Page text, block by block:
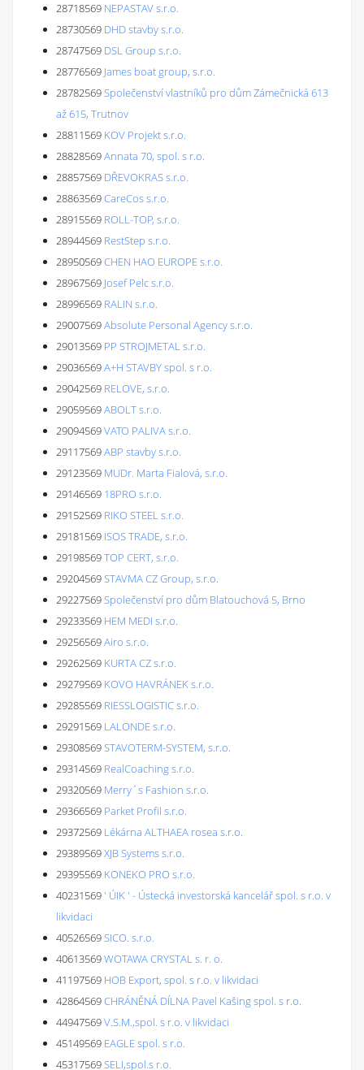
28718569 NEPASTAV s.r.o.
28730569 DHD stavby s.r.o.
28747569 DSL Group s.r.o.
28776569 James boat group, s.r.o.
28782569Společenství vlastníků pro dům Zámečnická 613
až 615, Trutnov
28811569 KOV Projekt s.r.o.
28828569Annata 70, spol. s r.o.
28857569 DŘEVOKRAS s.r.o.
28863569CareCos s.r.o.
28915569 ROLL-TOP, s.r.o.
28944569 RestStep s.r.o.
28950569CHEN HAO EUROPE s.r.o.
28967569 Josef Pelc s.r.o.
28996569 RALIN s.r.o.
29007569Absolute Personal Agency s.r.o.
29013569 PP STROJMETAL s.r.o.
29036569A+H STAVBY spol. s r.o.
29042569 RELOVE, s.r.o.
29059569ABOLT s.r.o.
29094569VATO PALIVA s.r.o.
29117569ABP stavby s.r.o.
29123569 MUDr. Marta Fialová, s.r.o.
29146569 18PRO s.r.o.
29152569 RIKO STEEL s.r.o.
29181569 ISOS TRADE, s.r.o.
29198569TOP CERT, s.r.o.
29204569STAVMA CZ Group, s.r.o.
29227569Společenství pro dům Blatouchová 5, Brno
29233569 HEM MEDI s.r.o.
29256569Airo s.r.o.
29262569 KURTA CZ s.r.o.
29279569 KOVO HAVRÁNEK s.r.o.
29285569 RIESSLOGISTIC s.r.o.
29291569 LALONDE s.r.o.
29308569STAVOTERM-SYSTEM, s.r.o.
29314569 RealCoaching s.r.o.
29320569 Merry´s Fashion s.r.o.
29366569 Parket Profil s.r.o.
29372569 Lékárna ALTHAEA rosea s.r.o.
29389569XJB Systems s.r.o.
29395569 KONEKO PRO s.r.o.
40231569' ÚIK ' - Ústecká investorská kancelář spol. s r.o. v
likvidaci
40526569SICO. s.r.o.
40613569WOTAWA CRYSTAL s. r. o.
41197569 HOB Export, spol. s r.o. v likvidaci
42864569CHRÁNĚNÁ DÍLNA Pavel Kašing spol. s r.o.
44947569V.S.M.,spol. s r.o. v likvidaci
45149569 EAGLE spol. s r.o.
45317569SELI,spol.s r.o.